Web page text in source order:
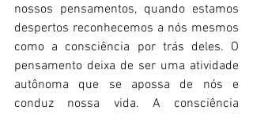
nossos pensamentos, quando estamos
despertos reconhecemos a nós mesmos
como a consciência por trás deles. O
pensamento deixa de ser uma atividade
autônoma que se apossa de nós e
conduz nossa vida. A consciência